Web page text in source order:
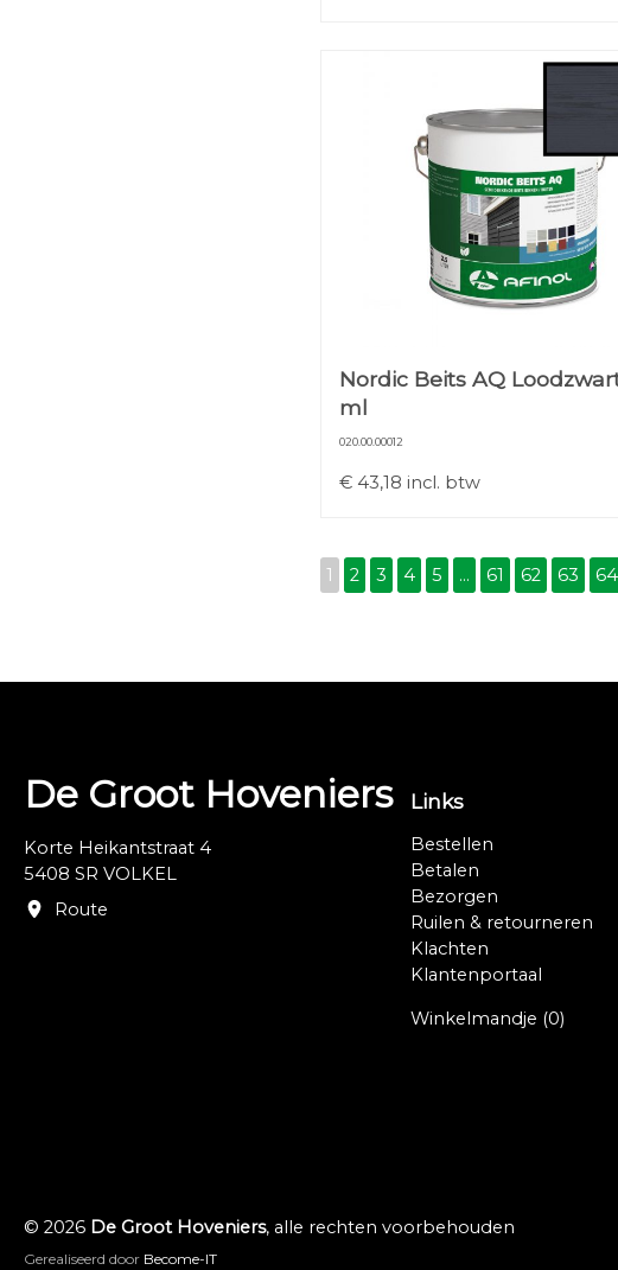
Nordic Beits AQ
ml
020.00.00012
€ 43,18 incl. btw
1 2 3 4 5 ... 61 62 63 64
De Groot Hoveniers
Korte Heikantstraat 4
5408 SR VOLKEL
Route
Links
Bestellen
Betalen
Bezorgen
Ruilen & retourneren
Klachten
Klantenportaal
Winkelmandje (0)
© 2026 De Groot Hoveniers, alle rechten voorbehouden
Gerealiseerd door Become-IT